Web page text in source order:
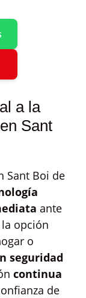
a la
Sant
Sant Boi de
ante
opción
o
seguridad
continua
de